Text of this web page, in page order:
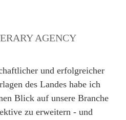
AGENCY
und erfolgreicher
des Landes habe ich
Blick auf unsere Branche
zu erweitern - und